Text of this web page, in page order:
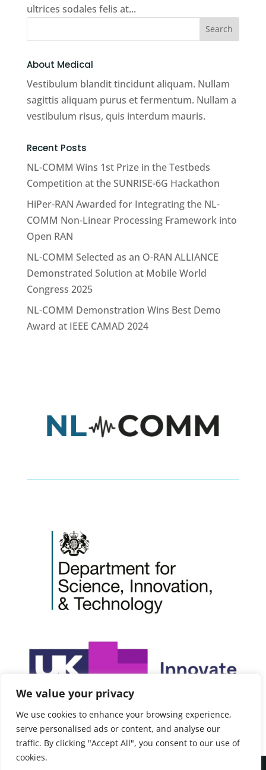
We value your privacy
We use cookies to enhance your browsing experience,
serve personalised ads or content, and analyse our
traffic. By clicking "Accept All", you consent to our use of
cookies.
ultrices sodales felis at...
About Medical
Vestibulum blandit tincidunt aliquam. Nullam
sagittis aliquam purus et fermentum. Nullam a
vestibulum risus, quis interdum mauris.
Recent Posts
NL-COMM Wins 1st Prize in the Testbeds
Competition at the SUNRISE-6G Hackathon
HiPer-RAN Awarded for Integrating the NL-
COMM Non-Linear Processing Framework into
Open RAN
NL-COMM Selected as an O-RAN ALLIANCE
Demonstrated Solution at Mobile World
Congress 2025
NL-COMM Demonstration Wins Best Demo
Award at IEEE CAMAD 2024